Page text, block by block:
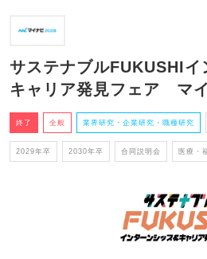
サステナブルFUKUSHIイ
キャリア発見フェア マ
終了 全般 業界研究・企業研究・職種研究
2029年卒 2030年卒 合同説明会 医療・